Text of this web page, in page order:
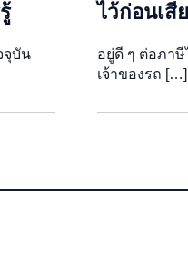
จุบัน
ไว้ก่อนเสี
อยู่ดี ๆ ต่อภาษี
เจ้าของรถ […]